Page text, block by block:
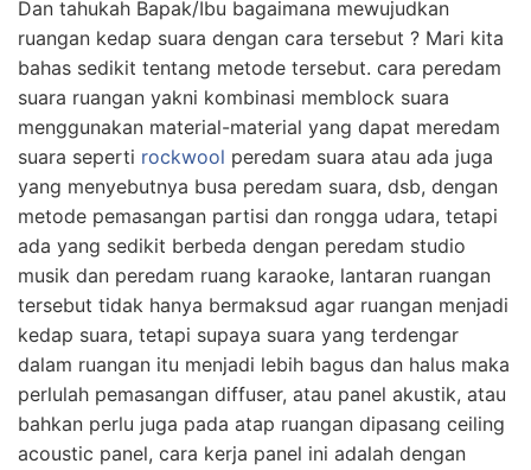
Dan tahukah Bapak/Ibu bagaimana mewujudkan
ruangan kedap suara dengan cara tersebut ? Mari kita
bahas sedikit tentang metode tersebut. cara peredam
suara ruangan yakni kombinasi memblock suara
menggunakan material-material yang dapat meredam
suara seperti rockwool peredam suara atau ada juga
yang menyebutnya busa peredam suara, dsb, dengan
metode pemasangan partisi dan rongga udara, tetapi
ada yang sedikit berbeda dengan peredam studio
musik dan peredam ruang karaoke, lantaran ruangan
tersebut tidak hanya bermaksud agar ruangan menjadi
kedap suara, tetapi supaya suara yang terdengar
dalam ruangan itu menjadi lebih bagus dan halus maka
perlulah pemasangan diffuser, atau panel akustik, atau
bahkan perlu juga pada atap ruangan dipasang ceiling
acoustic panel, cara kerja panel ini adalah dengan